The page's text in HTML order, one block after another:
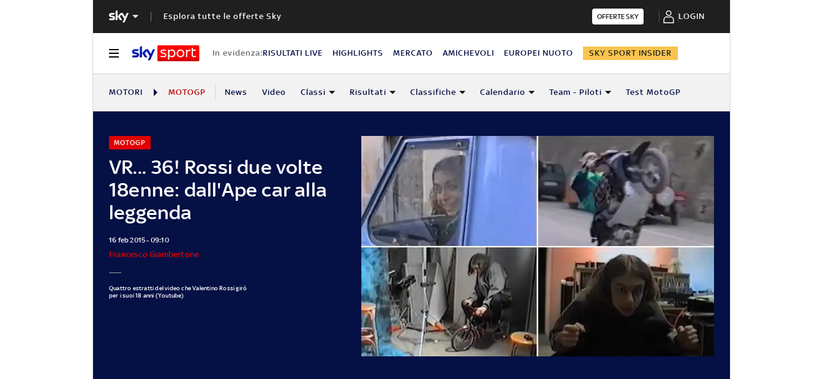
Esplora tutte le offerte Sky OFFERTE SKY LOGIN
In evidenza:RISULTATI LIVE HIGHLIGHTS MERCATO AMICHEVOLI EUROPEI NUOTO SKY SPORT INSIDER
MOTORI MOTOGP News Video Classi Risultati Classifiche Calendario Team - Piloti Test MotoGP
VR... 36! Rossi due volte
18enne: dall'Ape car alla
leggenda
MOTOGP
16 feb 2015 - 09:10
Francesco Giambertone
Quattro estratti del video che Valentino Rossi girò
per i suoi 18 anni (Youtube)